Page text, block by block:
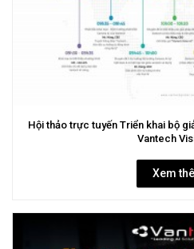
Hội thảo trực tuyến Triển khai bộ
Vantech
Xem